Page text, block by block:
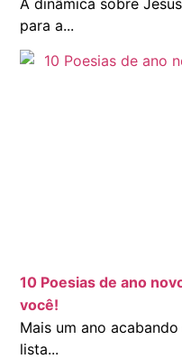
A dinâmica sobre
para a...
10 Poesias de ano
você!
Mais um ano
lista...